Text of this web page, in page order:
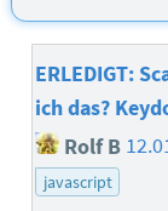
ERLEDIGT:
ich das?
Rolf B
javascript